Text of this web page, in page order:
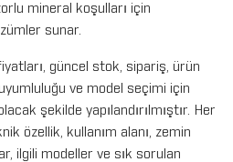
mineral koşulları için
sunar.
güncel stok, sipariş, ürün
ve model seçimi için
şekilde yapılandırılmıştır. Her
özellik, kullanım alanı, zemin
ilgili modeller ve sık sorulan